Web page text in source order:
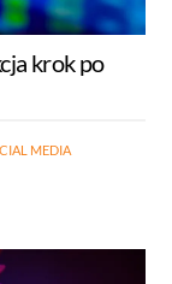
krok po
MEDIA